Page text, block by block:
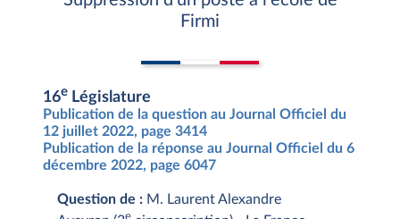
Firmi
16e Législature
Publication de la question au Journal Officiel du
12 juillet 2022, page 3414
Publication de la réponse au Journal Officiel du 6
décembre 2022, page 6047
Question de : M. Laurent Alexandre
e